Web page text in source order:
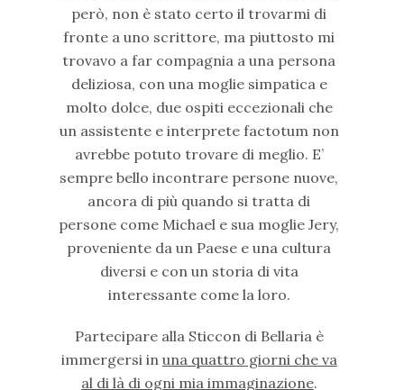
però, non è stato certo il trovarmi di
fronte a uno scrittore, ma piuttosto mi
trovavo a far compagnia a una persona
deliziosa, con una moglie simpatica e
molto dolce, due ospiti eccezionali che
un assistente e interprete factotum non
avrebbe potuto trovare di meglio. E’
sempre bello incontrare persone nuove,
ancora di più quando si tratta di
persone come Michael e sua moglie Jery,
proveniente da un Paese e una cultura
diversi e con un storia di vita
interessante come la loro.
Partecipare alla Sticcon di Bellaria è
immergersi in una quattro giorni che va
al di là di ogni mia immaginazione.